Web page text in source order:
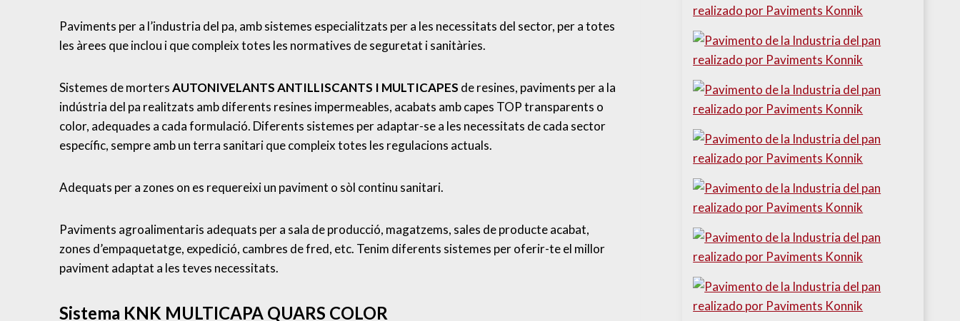
Paviments per a l’industria del pa, amb sistemes especialitzats per a les necessitats del sector, per a totes
les àrees que inclou i que compleix totes les normatives de seguretat i sanitàries.
Sistemes de mortersAUTONIVELANTS ANTILLISCANTS I MULTICAPES de resines, paviments per a la
indústria del pa realitzats amb diferents resines impermeables, acabats amb capes TOP transparents o
color, adequades a cada formulació. Diferents sistemes per adaptar-se a les necessitats de cada sector
específic, sempre amb un terra sanitari que compleix totes les regulacions actuals.
Adequats per a zones on es requereixi un paviment o sòl continu sanitari.
Paviments agroalimentaris adequats per a sala de producció, magatzems, sales de producte acabat,
zones d’empaquetatge, expedició, cambres de fred, etc. Tenim diferents sistemes per oferir-te el millor
paviment adaptat a les teves necessitats.
Sistema KNK MULTICAPA QUARS COLOR